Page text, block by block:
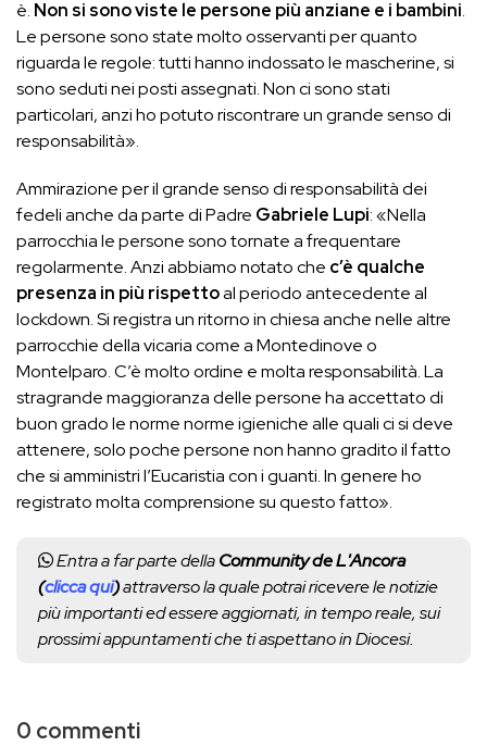
è. Non si sono viste le persone più anziane e i bambini.
Le persone sono state molto osservanti per quanto
riguarda le regole: tutti hanno indossato le mascherine, si
sono seduti nei posti assegnati. Non ci sono stati
particolari, anzi ho potuto riscontrare un grande senso di
responsabilità».
Ammirazione per il grande senso di responsabilità dei
fedeli anche da parte di Padre Gabriele Lupi: «Nella
parrocchia le persone sono tornate a frequentare
regolarmente. Anzi abbiamo notato che c’è qualche
presenza in più rispettoal periodo antecedente al
lockdown. Si registra un ritorno in chiesa anche nelle altre
parrocchie della vicaria come a Montedinove o
Montelparo. C’è molto ordine e molta responsabilità. La
stragrande maggioranza delle persone ha accettato di
buon grado le norme norme igieniche alle quali ci si deve
attenere, solo poche persone non hanno gradito il fatto
che si amministri l’Eucaristia con i guanti. In genere ho
registrato molta comprensione su questo fatto».
Entra a far parte dellaCommunity de L'Ancora
(clicca qui)attraverso la quale potrai ricevere le notizie
più importanti ed essere aggiornati, in tempo reale, sui
prossimi appuntamenti che ti aspettano in Diocesi.
0 commenti